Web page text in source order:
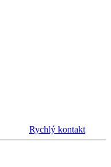
Rychlý kontakt